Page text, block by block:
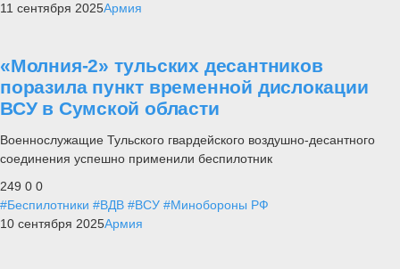
11 сентября 2025Армия
«Молния-2» тульских десантников
поразила пункт временной дислокации
ВСУ в Сумской области
Военнослужащие Тульского гвардейского воздушно-десантного
соединения успешно применили беспилотник
249 0 0
#Беспилотники #ВДВ #ВСУ #Минобороны РФ
10 сентября 2025Армия